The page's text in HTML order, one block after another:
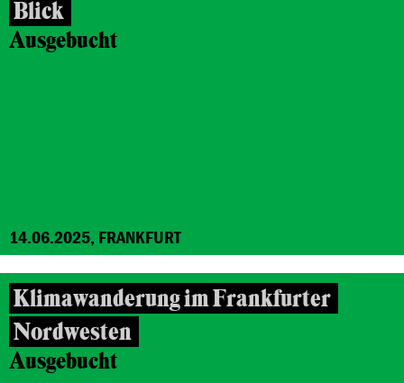
Blick
Ausgebucht
14.06.2025, FRANKFURT
Klimawanderung im Frankfurter
Nordwesten
Ausgebucht